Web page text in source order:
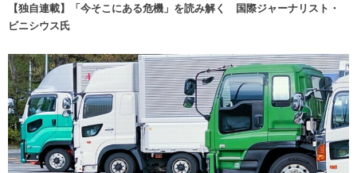
【独自連載】「今そこにある危機」を読み解く 国際ジャーナリスト・
ビニシウス氏